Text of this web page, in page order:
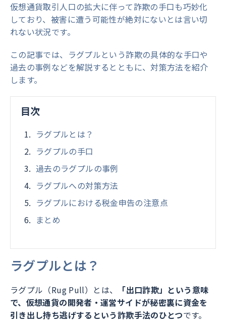
仮想通貨取引人口の拡大に伴って詐欺の手口も巧妙化
しており、被害に遭う可能性が絶対にないとは言い切
れない状況です。
この記事では、ラグプルという詐欺の具体的な手口や
過去の事例などを解説するとともに、対策方法を紹介
します。
目次
ラグプルとは？
ラグプルの手口
過去のラグプルの事例
ラグプルへの対策方法
ラグプルにおける税金申告の注意点
まとめ
ラグプルとは？
ラグプル（Rug Pull）とは、
「出口詐欺」という意味
で、仮想通貨の開発者・運営サイドが秘密裏に資金を
引き出し持ち逃げするという詐欺手法のひとつです。